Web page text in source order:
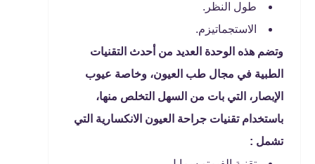
طول النظر.
الاستجماتيزم.
وتضم هذه الوحدة العديد من أحدث التقنيات
الطبية في مجال طب العيون، وخاصة عيوب
الإبصار، التي بات من السهل التخلص منها،
باستخدام تقنيات جراحة العيون الانكسارية التي
تشمل :